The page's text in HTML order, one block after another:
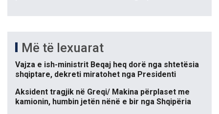
Më të lexuarat
Vajza e ish-ministrit Beqaj heq dorë nga shtetësia
shqiptare, dekreti miratohet nga Presidenti
Aksident tragjik në Greqi/ Makina përplaset me
kamionin, humbin jetën nënë e bir nga Shqipëria